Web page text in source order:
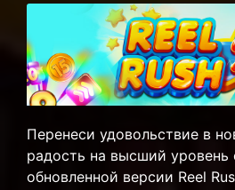
Перенеси удовольствие в
радость на высший
обновленной версии Reel